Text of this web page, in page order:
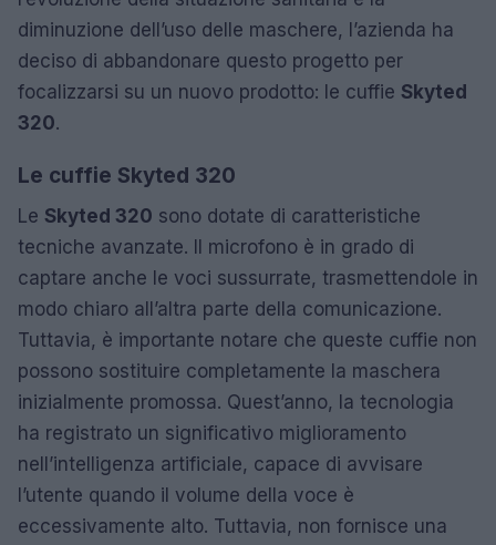
diminuzione dell’uso delle maschere, l’azienda ha
deciso di abbandonare questo progetto per
focalizzarsi su un nuovo prodotto: le cuffie Skyted
320.
Le cuffie Skyted 320
Le Skyted 320 sono dotate di caratteristiche
tecniche avanzate. Il microfono è in grado di
captare anche le voci sussurrate, trasmettendole in
modo chiaro all’altra parte della comunicazione.
Tuttavia, è importante notare che queste cuffie non
possono sostituire completamente la maschera
inizialmente promossa. Quest’anno, la tecnologia
ha registrato un significativo miglioramento
nell’intelligenza artificiale, capace di avvisare
l’utente quando il volume della voce è
eccessivamente alto. Tuttavia, non fornisce una